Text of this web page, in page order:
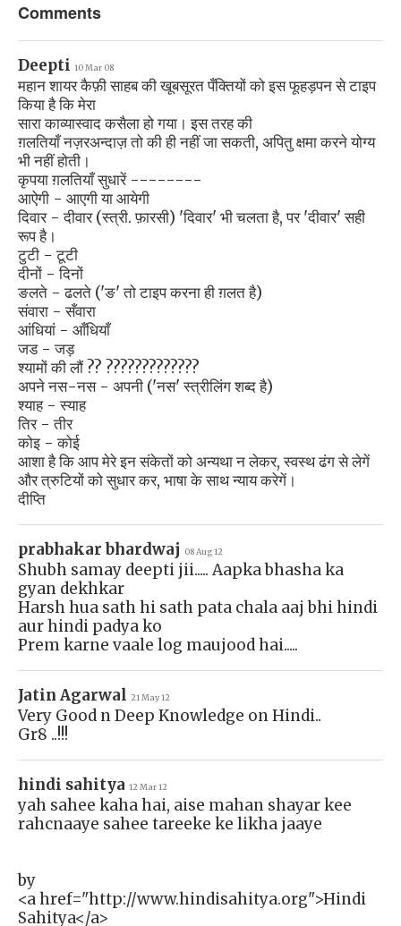
Comments
Deepti 10 Mar 08
महान शायर कैफ़ी साहब की खूबसूरत पँक्तियों को इस फूहड़पन से टाइप
किया है कि मेरा
सारा काव्यास्वाद कसैला हो गया। इस तरह की
ग़लतियाँ नज़रअन्दाज़ तो की ही नहीं जा सकती, अपितु क्षमा करने योग्य
भी नहीं होती।
कृपया ग़लतियाँ सुधारें --------
आऐगी - आएगी या आयेगी
दिवार - दीवार (स्त्री. फ़ारसी) 'दिवार' भी चलता है, पर 'दीवार' सही
रूप है।
टुटी - टूटी
दीनों - दिनों
ङलते - ढलते ('ङ' तो टाइप करना ही ग़लत है)
संवारा - सँवारा
आंधियां - आँधियाँ
जड - जड़
श्यामों की लौं ?? ?????????????
अपने नस-नस - अपनी ('नस' स्त्रीलिंग शब्द है)
श्याह - स्याह
तिर - तीर
कोइ - कोई
आशा है कि आप मेरे इन संकेतों को अन्यथा न लेकर, स्वस्थ ढंग से लेगें
और त्रुटियों को सुधार कर, भाषा के साथ न्याय करेगें।
दीप्ति
prabhakar bhardwaj 08 Aug 12
Shubh samay deepti jii..... Aapka bhasha ka
gyan dekhkar
Harsh hua sath hi sath pata chala aaj bhi hindi
aur hindi padya ko
Prem karne vaale log maujood hai.....
Jatin Agarwal 21 May 12
Very Good n Deep Knowledge on Hindi..
Gr8 ..!!!
hindi sahitya 12 Mar 12
yah sahee kaha hai, aise mahan shayar kee
rahcnaaye sahee tareeke ke likha jaaye
by
<a href="http://www.hindisahitya.org">Hindi
Sahitya</a>